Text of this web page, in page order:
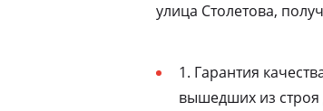
улица Столетова,
1. Гарантия
вышедших из